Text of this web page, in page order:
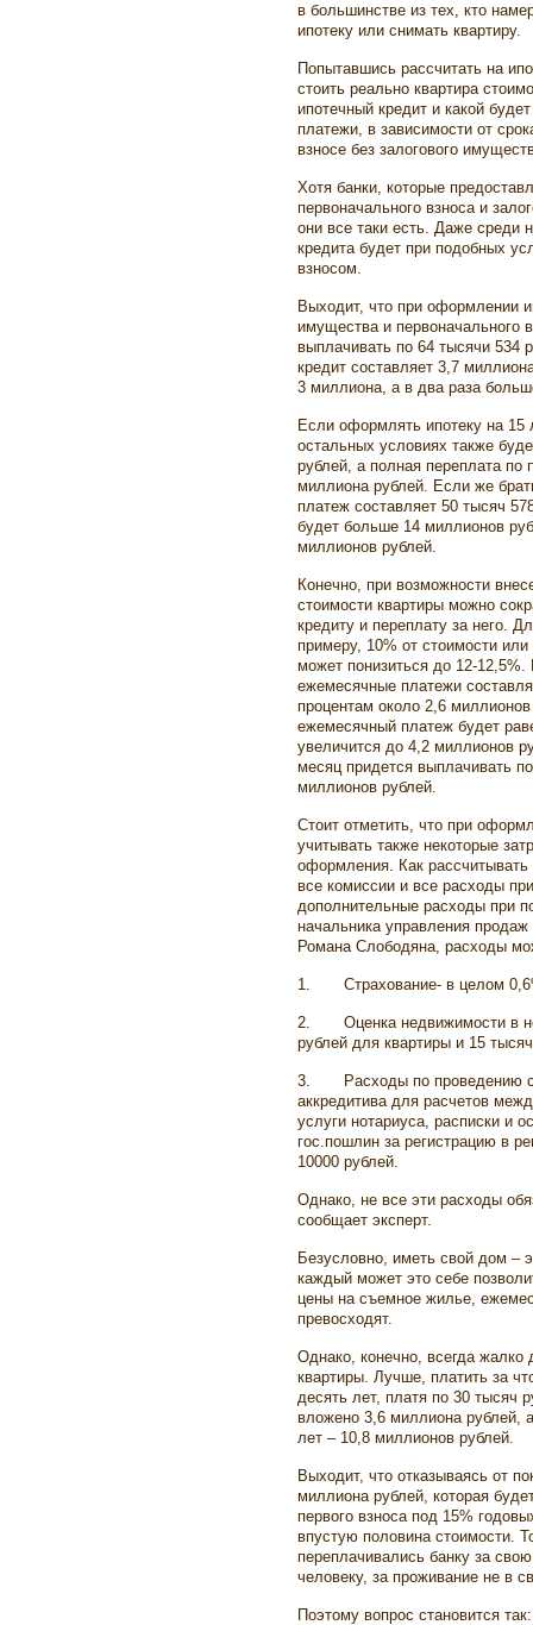
в большинстве из тех, кто
ипотеку или снимать квартиру.
Попытавшись рассчитать на
стоить реально квартира
ипотечный кредит и какой
платежи, в зависимости от
взносе без залогового
Хотя банки, которые
первоначального взноса и
они все таки есть. Даже среди
кредита будет при подобных
взносом.
Выходит, что при оформлении
имущества и первоначального
выплачивать по 64 тысячи 534
кредит составляет 3,7
3 миллиона, а в два раза
Если оформлять ипотеку на
остальных условиях также
рублей, а полная переплата по
миллиона рублей. Если же
платеж составляет 50 тысяч
будет больше 14 миллионов
миллионов рублей.
Конечно, при возможности
стоимости квартиры можно
кредиту и переплату за него.
примеру, 10% от стоимости
может понизиться до 12-12,5%.
ежемесячные платежи
процентам около 2,6
ежемесячный платеж будет
увеличится до 4,2 миллионов
месяц придется выплачивать
миллионов рублей.
Стоит отметить, что при
учитывать также некоторые
оформления. Как рассчитывать
все комиссии и все расходы
дополнительные расходы при
начальника управления
Романа Слободяна, расходы
1. Страхование- в целом
2.
Оценка недвижимости в
рублей для квартиры и 15
3.
Расходы по проведению
аккредитива для расчетов
услуги нотариуса, расписки и
гос.пошлин за регистрацию в
10000 рублей.
Однако, не все эти расходы
сообщает эксперт.
Безусловно, иметь свой дом –
каждый может это себе
цены на съемное жилье,
превосходят.
Однако, конечно, всегда жалко
квартиры. Лучше, платить за
десять лет, платя по 30 тысяч
вложено 3,6 миллиона рублей,
лет – 10,8 миллионов рублей.
Выходит, что отказываясь от
миллиона рублей, которая
первого взноса под 15%
впустую половина стоимости.
переплачивались банку за
человеку, за проживание не в
Поэтому вопрос становится